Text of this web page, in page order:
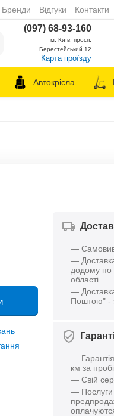
Бренди Відгуки Контакти
(097) 68-93-160
м. Київ, просп.
Берестейський 12
Карта проїзду
Автокрісла
—
—
додому по
області
—
Поштою" -
—
км за
— Свій
— Послуги